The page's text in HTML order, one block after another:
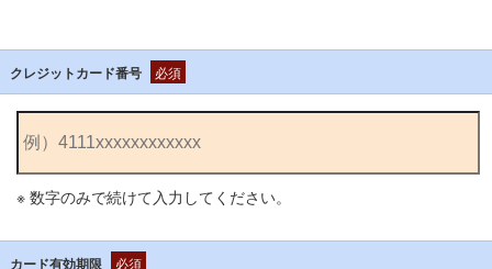
クレジットカード番号 必須
※ 数字のみで続けて入力してください。
カード有効期限 必須